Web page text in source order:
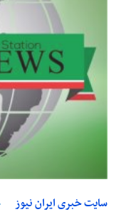
سایت خبری ایران نیوز